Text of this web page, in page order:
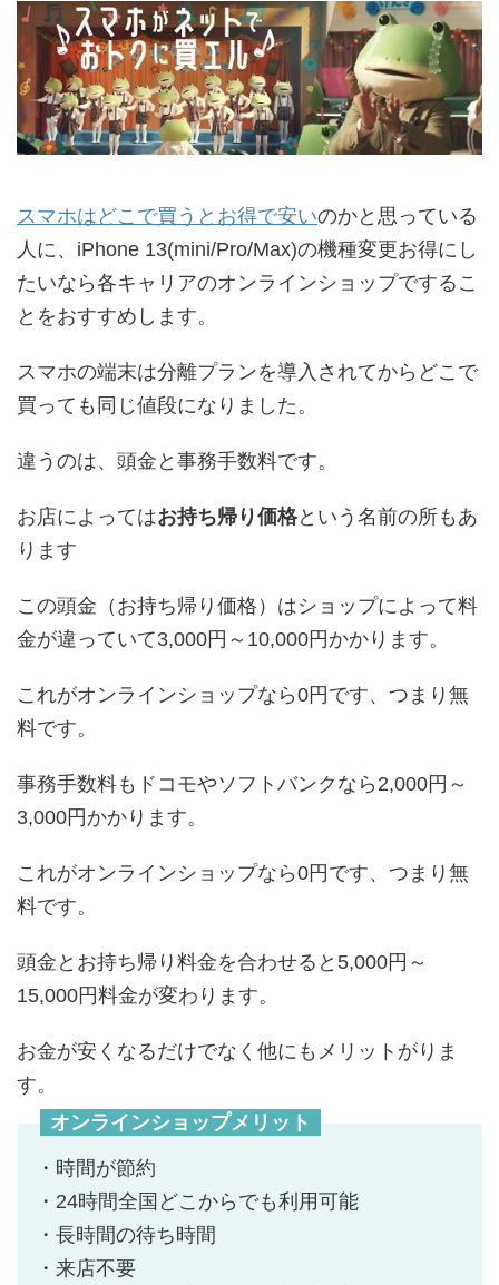
スマホはどこで買うとお得で安いのかと思っている
人に、iPhone 13(mini/Pro/Max)の機種変更お得にし
たいなら各キャリアのオンラインショップでするこ
とをおすすめします。
スマホの端末は分離プランを導入されてからどこで
買っても同じ値段になりました。
違うのは、頭金と事務手数料です。
お店によってはお持ち帰り価格という名前の所もあ
ります
この頭金（お持ち帰り価格）はショップによって料
金が違っていて3,000円～10,000円かかります。
これがオンラインショップなら0円です、つまり無
料です。
事務手数料もドコモやソフトバンクなら2,000円～
3,000円かかります。
これがオンラインショップなら0円です、つまり無
料です。
頭金とお持ち帰り料金を合わせると 5,000円～
15,000円料金が変わります。
お金が安くなるだけでなく他にもメリットがりま
す。
オンラインショップメリット
・時間が節約
・24時間全国どこからでも利用可能
・長時間の待ち時間
・来店不要